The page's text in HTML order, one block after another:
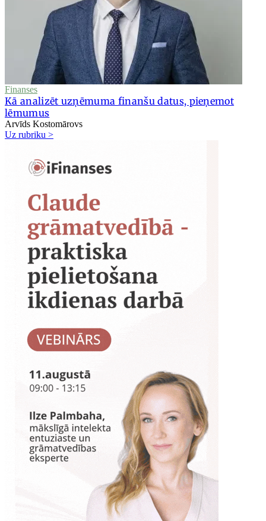
Finanses
Kā analizēt uzņēmuma finanšu datus, pieņemot
lēmumus
Arvīds Kostomārovs
Uz rubriku >